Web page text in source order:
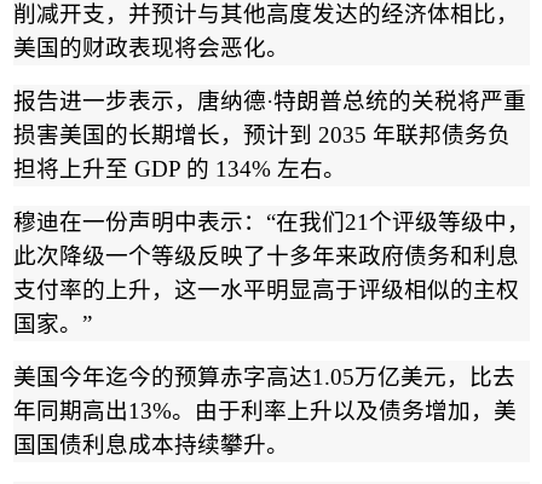
削减开支，并预计与其他高度发达的经济体相比，
美国的财政表现将会恶化。
报告进一步表示， 唐纳德·特朗普总统的关税将严重
损害美国的长期增长，预计到 2035 年联邦债务负
担将上升至 GDP 的 134% 左右。
穆迪在一份声明中表示： “在我们21个评级等级中，
此次降级一个等级反映了十多年来政府债务和利息
支付率的上升，这一水平明显高于评级相似的主权
国家。 ”
美国今年迄今的预算赤字高达1.05万亿美元，比去
年同期高出13%。由于利率上升以及债务增加，美
国国债利息成本持续攀升。